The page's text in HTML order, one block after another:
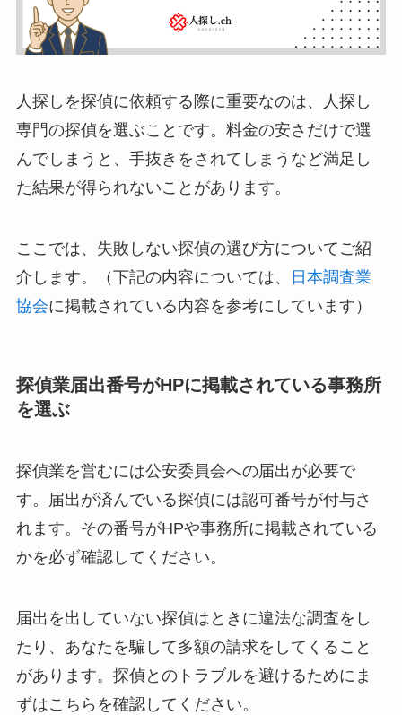
人探しを探偵に依頼する際に重要なのは、人探し
専門の探偵を選ぶことです。料金の安さだけで選
んでしまうと、手抜きをされてしまうなど満足し
た結果が得られないことがあります。
ここでは、失敗しない探偵の選び方についてご紹
介します。（下記の内容については、
日本調査業
協会に掲載されている内容を参考にしています）
探偵業届出番号がHPに掲載されている事務所
を選ぶ
探偵業を営むには公安委員会への届出が必要で
す。届出が済んでいる探偵には認可番号が付与さ
れます。その番号がHPや事務所に掲載されている
かを必ず確認してください。
届出を出していない探偵はときに違法な調査をし
たり、あなたを騙して多額の請求をしてくること
があります。探偵とのトラブルを避けるためにま
ずはこちらを確認してください。